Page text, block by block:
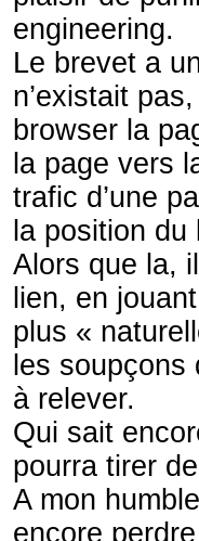
engineering.
Le brevet a
n’existait
browser la
la page vers
trafic d’une
la position
Alors que la,
lien, en
plus «
les
à relever.
Qui sait
pourra tirer
A mon
encore